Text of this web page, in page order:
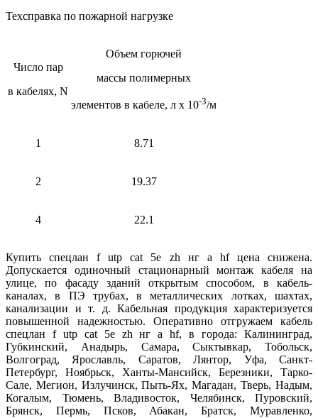
Техсправка по пожарной нагрузке
Число пар
в кабелях, N
Объем горючей
массы полимерных
элементов в кабеле, л x 10-3/м
1 8.71
2 19.37
4 22.1
Купить спецлан f utp cat 5e zh нг а hf цена снижена.
Допускается одиночный стационарный монтаж кабеля на
улице, по фасаду зданий открытым способом, в кабель-
каналах, в ПЭ трубах, в металлических лотках, шахтах,
канализации и т. д. Кабельная продукция характеризуется
повышенной надежностью. Оперативно отгружаем кабель
спецлан f utp cat 5e zh нг а hf, в города: Калининград,
Губкинский, Анадырь, Самара, Сыктывкар, Тобольск,
Волгоград, Ярославль, Саратов, Лянтор, Уфа, Санкт-
Петербург, Ноябрьск, Ханты-Мансийск, Березники, Тарко-
Сале, Мегион, Излучинск, Пыть-Ях, Магадан, Тверь, Надым,
Когалым, Тюмень, Владивосток, Челябинск, Пуровский,
Брянск, Пермь, Псков, Абакан, Братск, Муравленко,